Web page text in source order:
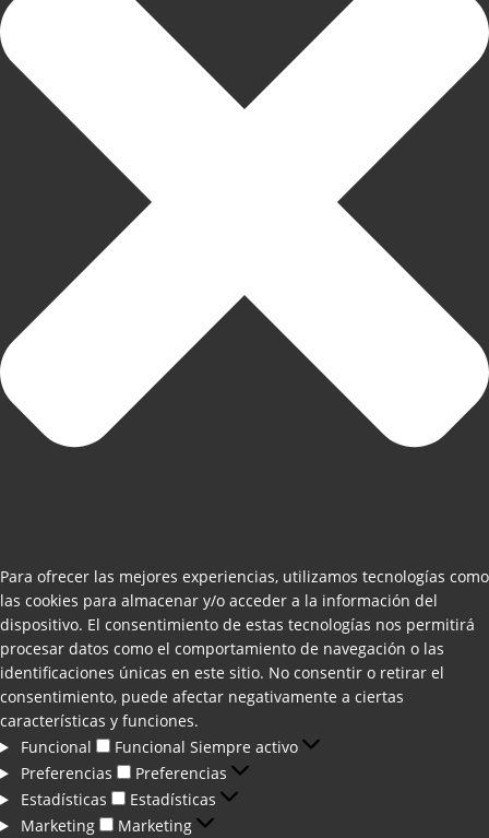
Para ofrecer las mejores experiencias, utilizamos tecnologías como
las cookies para almacenar y/o acceder a la información del
dispositivo. El consentimiento de estas tecnologías nos permitirá
procesar datos como el comportamiento de navegación o las
identificaciones únicas en este sitio. No consentir o retirar el
consentimiento, puede afectar negativamente a ciertas
características y funciones.
Funcional
Funcional Siempre activo
Preferencias
Preferencias
Estadísticas
Estadísticas
Marketing
Marketing